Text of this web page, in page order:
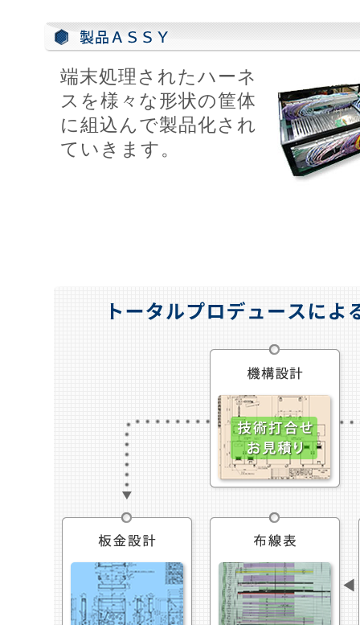
端末処理されたハーネ
スを様々な形状の筐体
に組込んで製品化され
ていきます。